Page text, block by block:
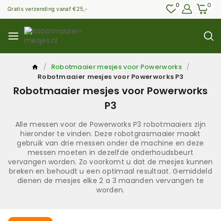
Gratis verzending vanaf €25,- 0 0
/ Robotmaaier mesjes voor Powerworks /
Robotmaaier mesjes voor Powerworks P3
Robotmaaier mesjes voor Powerworks
P3
Alle messen voor de Powerworks P3 robotmaaiers zijn
hieronder te vinden. Deze robotgrasmaaier maakt
gebruik van drie messen onder de machine en deze
messen moeten in dezelfde onderhoudsbeurt
vervangen worden. Zo voorkomt u dat de mesjes kunnen
breken en behoudt u een optimaal resultaat. Gemiddeld
dienen de mesjes elke 2 a 3 maanden vervangen te
worden.